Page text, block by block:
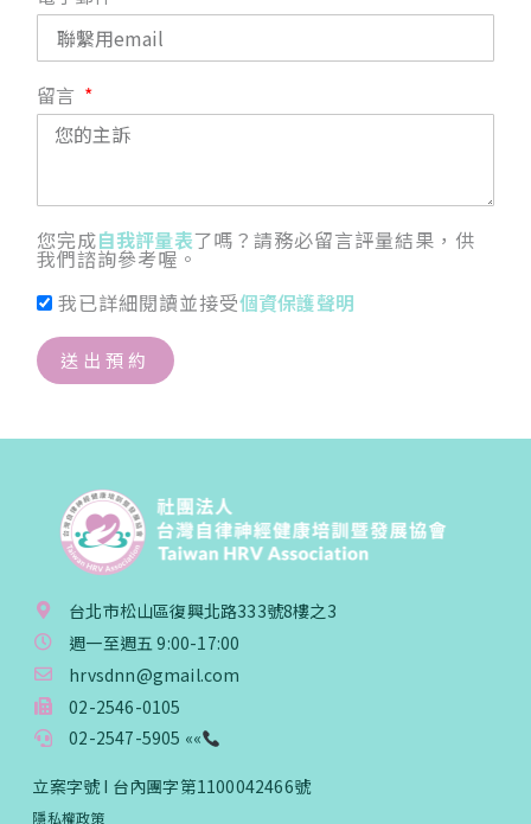
留言
您完成自我評量表了嗎？請務必留言評量結果，供
我們諮詢參考喔。
我已詳細閱讀並接受個資保護聲明
送出預約
台北市松山區復興北路333號8樓之3
週一至週五 9:00-17:00
hrvsdnn@gmail.com
02-2546-0105
02-2547-5905 ««
立案字號 I 台內團字第1100042466號
隱私權政策